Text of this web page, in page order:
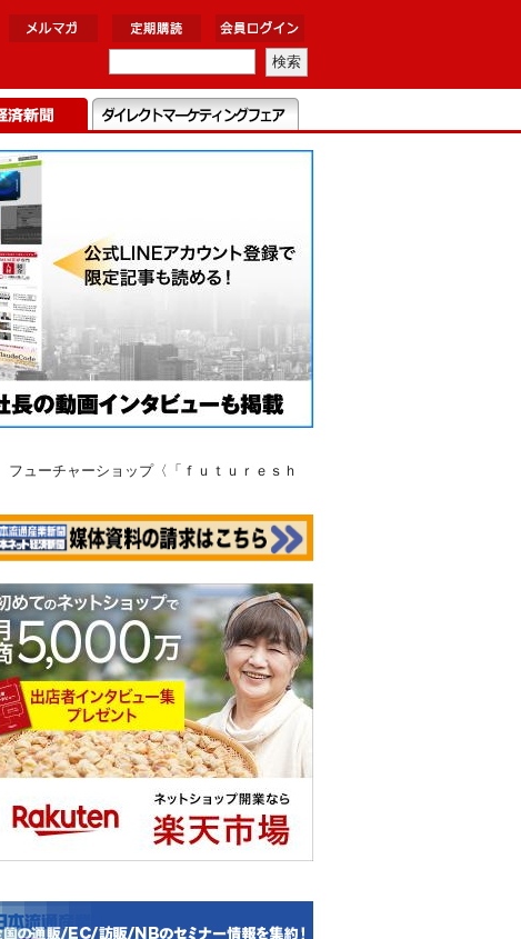
ューチャーショップ〈「ｆｕｔｕｒｅｓｈ